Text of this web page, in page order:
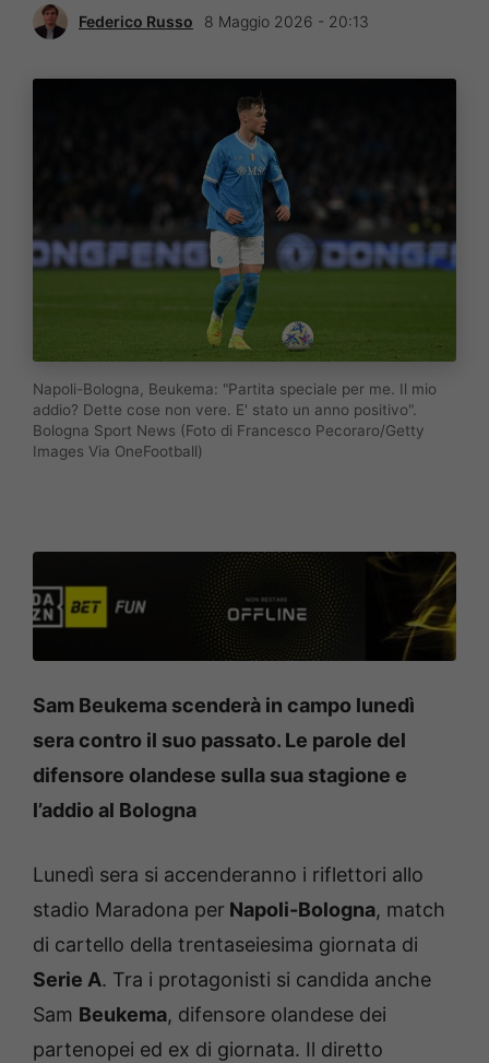
Federico Russo 8 Maggio 2026 - 20:13
Napoli-Bologna, Beukema: "Partita speciale per me. Il mio
addio? Dette cose non vere. E' stato un anno positivo".
Bologna Sport News (Foto di Francesco Pecoraro/Getty
Images Via OneFootball)
Sam Beukema scenderà in campo lunedì
sera contro il suo passato. Le parole del
difensore olandese sulla sua stagione e
l’addio al Bologna
Lunedì sera si accenderanno i riflettori allo
stadio Maradona per Napoli-Bologna, match
di cartello della trentaseiesima giornata di
Serie A. Tra i protagonisti si candida anche
Sam Beukema, difensore olandese dei
partenopei ed ex di giornata. Il diretto